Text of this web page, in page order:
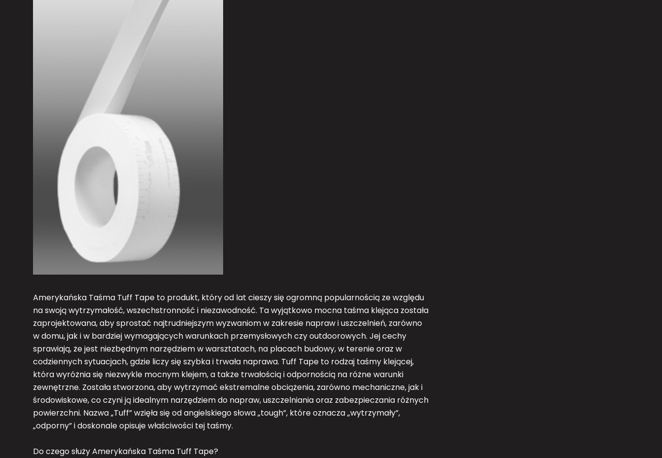
Amerykańska Taśma Tuff Tape to produkt, który od lat cieszy się ogromną popularnością ze względu
na swoją wytrzymałość, wszechstronność i niezawodność. Ta wyjątkowo mocna taśma klejąca została
zaprojektowana, aby sprostać najtrudniejszym wyzwaniom w zakresie napraw i uszczelnień, zarówno
w domu, jak i w bardziej wymagających warunkach przemysłowych czy outdoorowych. Jej cechy
sprawiają, że jest niezbędnym narzędziem w warsztatach, na placach budowy, w terenie oraz w
codziennych sytuacjach, gdzie liczy się szybka i trwała naprawa. Tuff Tape to rodzaj taśmy klejącej,
która wyróżnia się niezwykle mocnym klejem, a także trwałością i odpornością na różne warunki
zewnętrzne. Została stworzona, aby wytrzymać ekstremalne obciążenia, zarówno mechaniczne, jak i
środowiskowe, co czyni ją idealnym narzędziem do napraw, uszczelniania oraz zabezpieczania różnych
powierzchni. Nazwa „Tuff” wzięła się od angielskiego słowa „tough”, które oznacza „wytrzymały”,
„odporny” i doskonale opisuje właściwości tej taśmy.
Do czego służy Amerykańska Taśma Tuff Tape?